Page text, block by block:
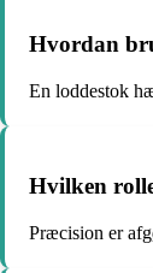
Hvordan
En loddestok
Hvilken
Præcision er